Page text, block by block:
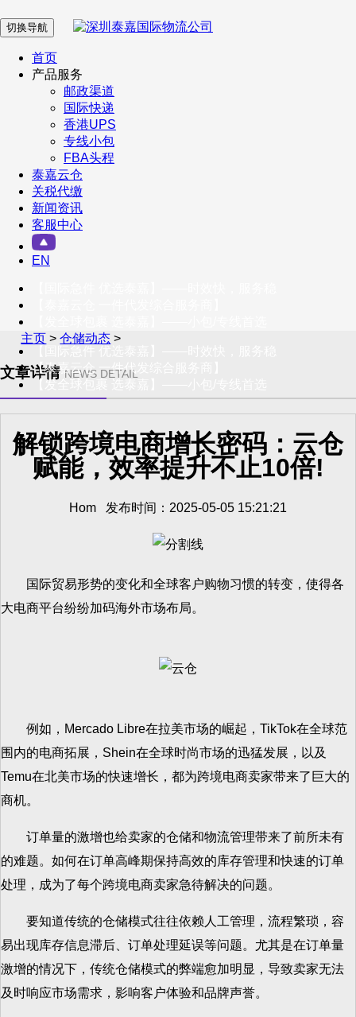
在 线 客 服
企业微信
订阅号
客户服务热线
400-098-5699
联系我们
切换导航
首页
产品服务
邮政渠道
国际快递
香港UPS
专线小包
FBA头程
泰嘉云仓
关税代缴
新闻资讯
客服中心
EN
【泰嘉云仓 一件代发综合服务商】
【发全球包裹 选泰嘉】——小包/专线首选
主页 >仓储动态 >
文章详情 NEWS DETAIL
解锁跨境电商增长密码：云仓
赋能，效率提升不止10倍!
Hom 发布时间：2025-05-05 15:21:21
国际贸易形势的变化和全球客户购物习惯的转变，使得各
大电商平台纷纷加码海外市场布局。
例如，Mercado Libre在拉美市场的崛起，TikTok在全球范
围内的电商拓展，Shein在全球时尚市场的迅猛发展，以及
Temu在北美市场的快速增长，都为跨境电商卖家带来了巨大的
商机。
订单量的激增也给卖家的仓储和物流管理带来了前所未有
的难题。如何在订单高峰期保持高效的库存管理和快速的订单
处理，成为了每个跨境电商卖家急待解决的问题。
要知道传统的仓储模式往往依赖人工管理，流程繁琐，容
易出现库存信息滞后、订单处理延误等问题。尤其是在订单量
激增的情况下，传统仓储模式的弊端愈加明显，导致卖家无法
及时响应市场需求，影响客户体验和品牌声誉。